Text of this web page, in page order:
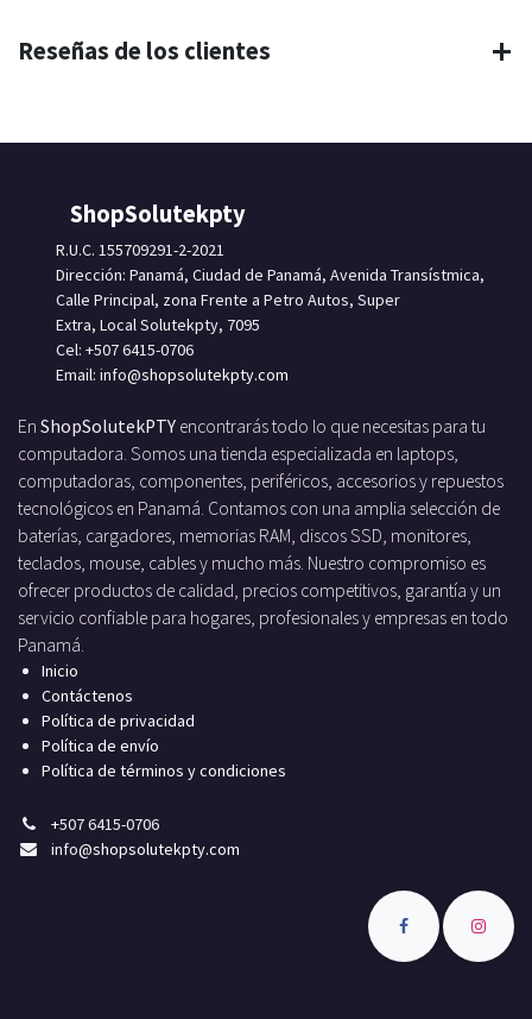
Reseñas de los clientes
ShopSolutekpty
R.U.C. 155709291-2-2021
Dirección: Panamá, Ciudad de Panamá, Avenida Transístmica,
Calle Principal, zona Frente a Petro Autos, Super
Extra, Local Solutekpty, 7095
Cel: +507 6415-0706
Email: info@shopsolutekpty.com
En ShopSolutekPTY encontrarás todo lo que necesitas para tu
computadora. Somos una tienda especializada en laptops,
computadoras, componentes, periféricos, accesorios y repuestos
tecnológicos en Panamá. Contamos con una amplia selección de
baterías, cargadores, memorias RAM, discos SSD, monitores,
teclados, mouse, cables y mucho más. Nuestro compromiso es
ofrecer productos de calidad, precios competitivos, garantía y un
servicio confiable para hogares, profesionales y empresas en todo
Panamá.
Inicio
Contáctenos
Política de privacidad
Política de envío
Política de términos y condiciones
+507 6415-0706
info@shopsolutekpty.com